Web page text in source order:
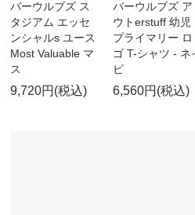
バーウルブズ ス
タジアム エッセ
ンシャルs ユース
Most Valuable マ
ス
9,720円(税込)
バーウルブズ ア
ウトerstuff 幼児
プライマリー ロ
ゴ T-シャツ - ネ
ビ
6,560円(税込)